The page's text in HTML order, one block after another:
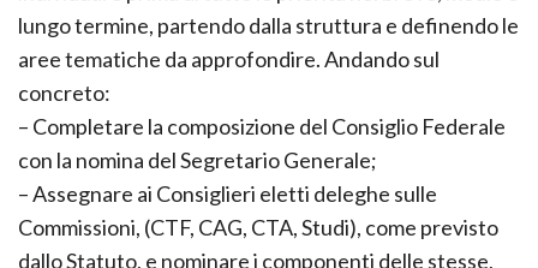
lungo termine, partendo dalla struttura e definendo le
aree tematiche da approfondire. Andando sul
concreto:
– Completare la composizione del Consiglio Federale
con la nomina del Segretario Generale;
– Assegnare ai Consiglieri eletti deleghe sulle
Commissioni, (CTF, CAG, CTA, Studi), come previsto
dallo Statuto, e nominare i componenti delle stesse,